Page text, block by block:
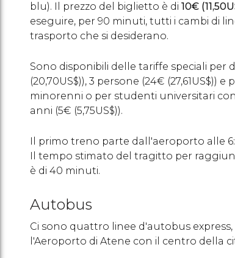
blu). Il prezzo del biglietto è di 10€ (11,50
eseguire, per 90 minuti, tutti i cambi di
trasporto che si desiderano.
Sono disponibili delle tariffe speciali per
(20,70US$)), 3 persone (24€ (27,61 US$)) e
minorenni o per studenti universitari
anni (5€ (5,75US$)).
Il primo treno parte dall'aeroporto alle
Il tempo stimato del tragitto per
è di 40 minuti.
Autobus
Ci sono quattro linee d'autobus
l'Aeroporto di Atene con il centro della